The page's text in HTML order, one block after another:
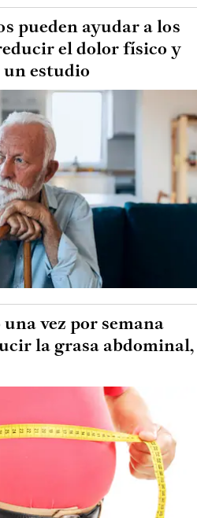
pueden ayudar a los
el dolor físico y
un estudio
vez por semana
la grasa abdominal,